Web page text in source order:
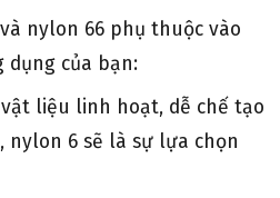
nylon 66 phụ thuộc vào
dụng của bạn:
liệu linh hoạt, dễ chế tạo
nylon 6 sẽ là sự lựa chọn